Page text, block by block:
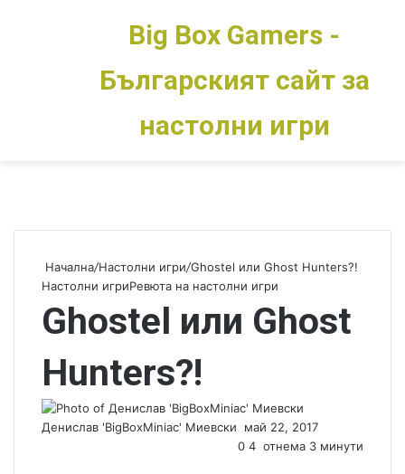
Switch skin
Big Box Gamers -
Българският сайт за
настолни игри
Начална/Настолни игри/Ghostel или Ghost Hunters?!
Настолни игриРевюта на настолни игри
Ghostel или Ghost
Hunters?!
Денислав 'BigBoxMiniac' Миевски
S
e
май 22, 2017
0 4 отнема 3 минути